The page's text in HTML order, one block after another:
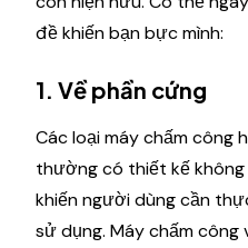
đề khiến bạn bực mình:
1. Về phần cứng
Các loại máy chấm
thường có thiết kế
khiến người dùng cần
sử dụng. Máy chấm